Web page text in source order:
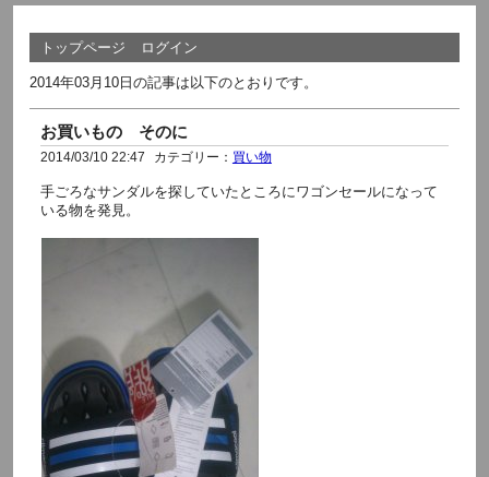
トップページ ログイン
2014年03月10日の記事は以下のとおりです。
お買いもの そのに
2014/03/10 22:47 カテゴリー： 買い物
手ごろなサンダルを探していたところにワゴンセールになって
いる物を発見。